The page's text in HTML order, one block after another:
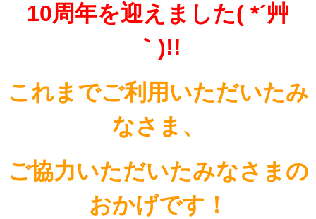
10周年を迎えました( *´艸
｀)!!
これまでご利用いただいたみ
なさま、
ご協力いただいたみなさまの
おかげです！